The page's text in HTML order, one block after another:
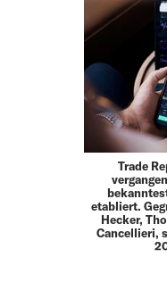
Trade
etabliert.
Hecker,
Cancellieri,